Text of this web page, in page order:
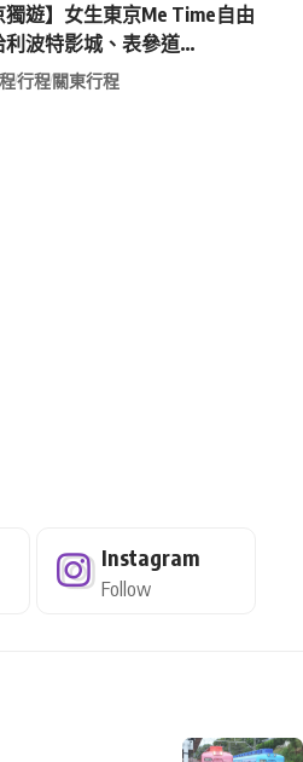
獨遊】女生東京Me Time自由
利波特影城、表參道
與下北澤尋寶5日4夜慢活
行程關東行程
Instagram
Follow